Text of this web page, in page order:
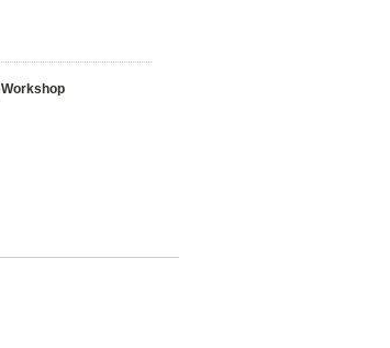
Workshop